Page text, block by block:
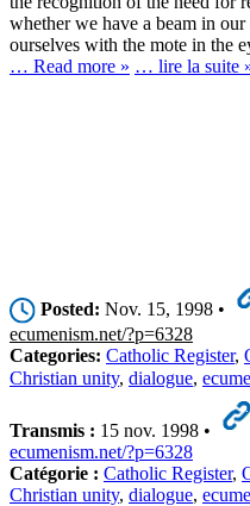
whether we have a beam in
ourselves with the mote in the
… Read more » … lire la suite
Posted: Nov. 15, 1998 •
ecumenism.net/?p=6328
Categories: Catholic Register,
Christian unity, dialogue,
Transmis : 15 nov. 1998 •
ecumenism.net/?p=6328
Catégorie : Catholic Register,
Christian unity, dialogue,